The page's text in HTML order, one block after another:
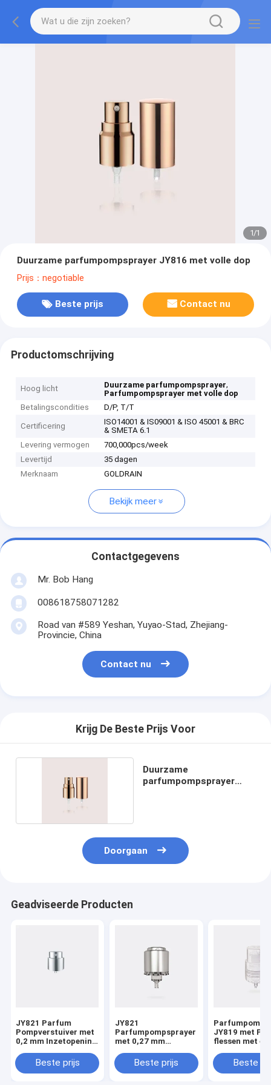
1/1
Duurzame parfumpompsprayer JY816 met volle dop
Prijs：negotiable
Beste prijs Contact nu
Productomschrijving
Hoog licht Duurzame parfumpompsprayer,
Parfumpompsprayer met volle dop
Betalingscondities
D/P, T/T
Certificering
ISO14001 & IS09001 & ISO 45001 & BRC
& SMETA 6.1
Levering vermogen
700,000pcs/week
Levertijd
35 dagen
Merknaam
GOLDRAIN
Bekijk meer
Contactgegevens
Mr. Bob Hang
008618758071282
Road van #589 Yeshan, Yuyao-Stad, Zhejiang-
Provincie, China
Contact nu
Krijg De Beste Prijs Voor
Duurzame
parfumpompsprayer
Doorgaan
Geadviseerde Producten
JY821 Parfum
Pompverstuiver met
0,2 mm Inzetopening
Materialen en 15/410
Sluitoptie
Beste prijs
JY821
Parfumpompsprayer
met 0,27 mm
en
aluminiummaterialen
Beste prijs
JY819 met PP-
flessen met
van 0,085 ±
Beste